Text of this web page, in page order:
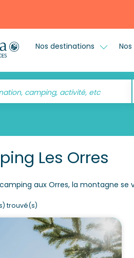
Nos destinations
camping, activité, etc
Les Orres
aux Orres, la montagne
trouvé(s)